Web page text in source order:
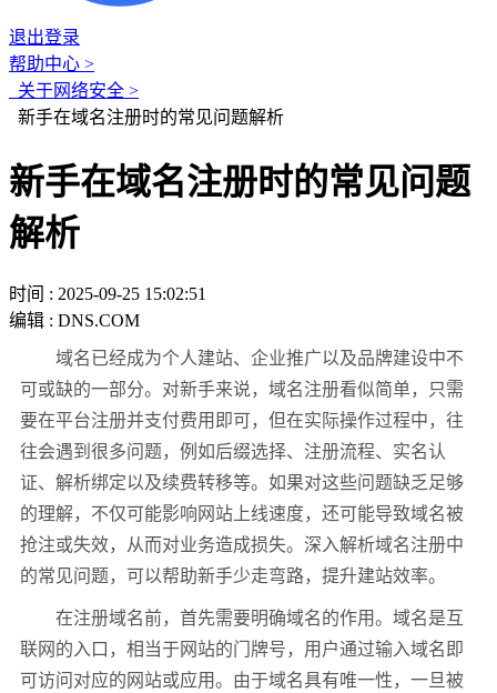
退出登录
帮助中心 >
关于网络安全 >
新手在域名注册时的常见问题解析
新手在域名注册时的常见问题
解析
时间 : 2025-09-25 15:02:51
编辑 : DNS.COM
域名已经成为个人建站、企业推广以及品牌建设中不
可或缺的一部分。对新手来说，域名注册看似简单，只需
要在平台注册并支付费用即可，但在实际操作过程中，往
往会遇到很多问题，例如后缀选择、注册流程、实名认
证、解析绑定以及续费转移等。如果对这些问题缺乏足够
的理解，不仅可能影响网站上线速度，还可能导致域名被
抢注或失效，从而对业务造成损失。深入解析域名注册中
的常见问题，可以帮助新手少走弯路，提升建站效率。
在注册域名前，首先需要明确域名的作用。域名是互
联网的入口，相当于网站的门牌号，用户通过输入域名即
可访问对应的网站或应用。由于域名具有唯一性，一旦被